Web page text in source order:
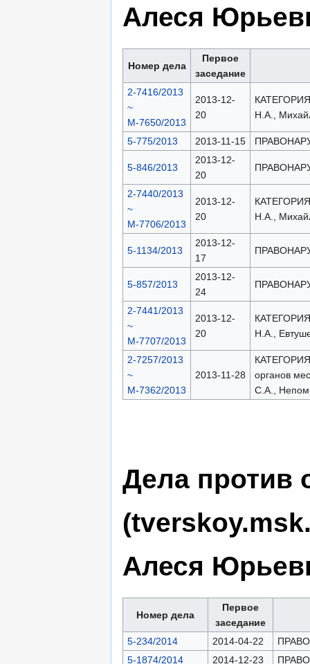
Алеся
Номер дела
Первое
заседание
2-7416/2013
~
М-7650/2013
2013-12-
20
Н.А.,
5-775/2013 2013-11-15
5-846/2013
2013-12-
20
2-7440/2013
~
М-7706/2013
2013-12-
20
Н.А.,
5-1134/2013
2013-12-
17
5-857/2013
2013-12-
24
2-7441/2013
~
М-7707/2013
2013-12-
20
Н.А.,
2-7257/2013
~
М-7362/2013
2013-11-28
КАТЕГОРИЯ:
органов
С.А.,
Дела против
Алеся
Номер дела
Первое
заседание
5-234/2014
2014-04-22
5-1874/2014
2014-12-23